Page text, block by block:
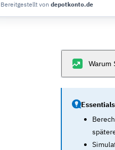
Bereitgestellt von depotkonto.de
Warum